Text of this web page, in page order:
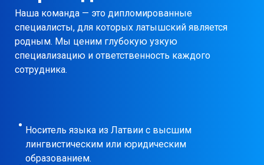
Наша команда — это дипломированные
специалисты, для которых латышский является
родным. Мы ценим глубокую узкую
специализацию и ответственность каждого
сотрудника.
Носитель языка из Латвии с высшим
лингвистическим или юридическим
образованием.